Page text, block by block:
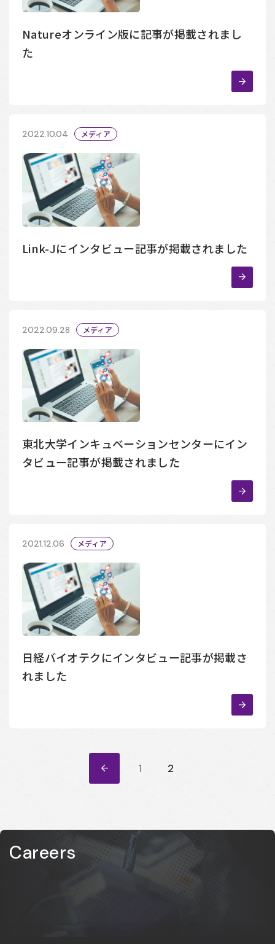
Natureオンライン版に記事が掲載されまし
た
2022.10.04 メディア
Link-Jにインタビュー記事が掲載されました
2022.09.28 メディア
東北大学インキュベーションセンターにイン
タビュー記事が掲載されました
2021.12.06 メディア
日経バイオテクにインタビュー記事が掲載さ
れました
« 1 2
Careers